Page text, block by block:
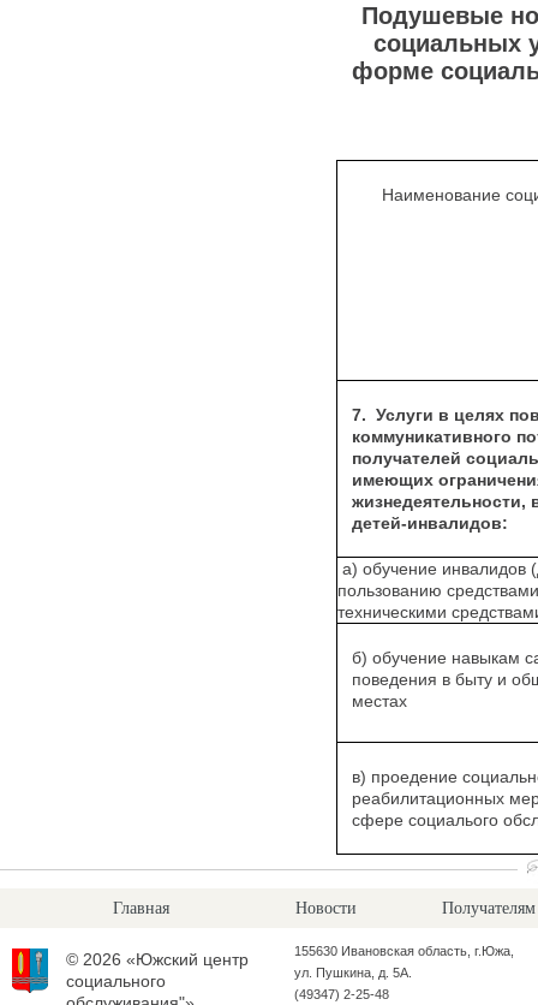
Подушевые
социальных
форме
Наименование
7.Услуги в целях
коммуникативного
получателей
имеющих
жизнедеятельности,
детей-инвалидов:
а) обучение инвалидов
пользованию
техническими
б) обучение навыкам
поведения в быту и
местах
в) проедение
реабилитационных
сфере социалього
Главная Новости Получателям
© 2026 «Южский центр
социального
155630 Ивановская область, г.Южа,
ул. Пушкина, д. 5А.
(49347) 2-25-48